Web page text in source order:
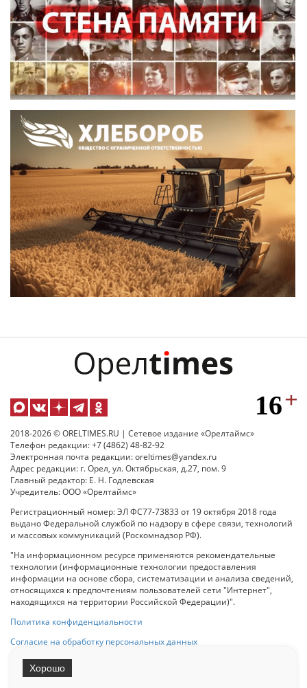
2018-2026 © ORELTIMES.RU | Сетевое издание «Орелтаймс»
Телефон редакции: +7 (4862) 48-82-92
Электронная почта редакции: oreltimes@yandex.ru
Адрес редакции: г. Орел, ул. Октябрьская, д.27, пом. 9
Главный редактор: Е. Н. Годлевская
Учредитель: ООО «Орелтаймс»
Регистрационный номер: ЭЛ ФС77-73833 от 19 октября 2018 года
выдано Федеральной службой по надзору в сфере связи, технологий
и массовых коммуникаций (Роскомнадзор РФ).
"На информационном ресурсе применяются рекомендательные
технологии (информационные технологии предоставления
информации на основе сбора, систематизации и анализа сведений,
относящихся к предпочтениям пользователей сети "Интернет",
находящихся на территории Российской Федерации)".
Политика конфиденциальности
Согласие на обработку персональных данных
Хорошо